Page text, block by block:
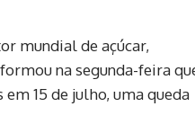
mundial de açúcar,
na segunda-feira
15 de julho, uma queda